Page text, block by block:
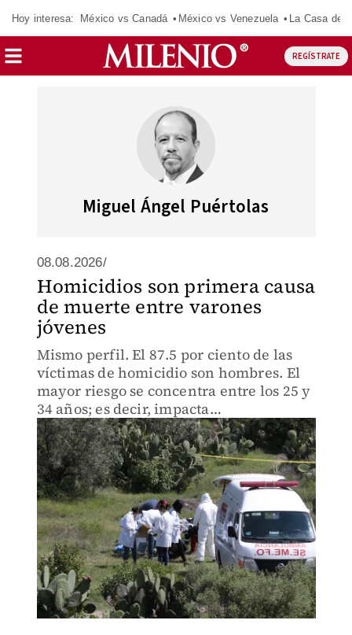
Hoy interesa: México vs Canadá México vs Venezuela La Casa de
REGÍSTRATE
Miguel Ángel Puértolas
08.08.2026/
Homicidios son primera causa
de muerte entre varones
jóvenes
Mismo perfil. El 87.5 por ciento de las
víctimas de homicidio son hombres. El
mayor riesgo se concentra entre los 25 y
34 años; es decir, impacta
principalmente en edad productiva